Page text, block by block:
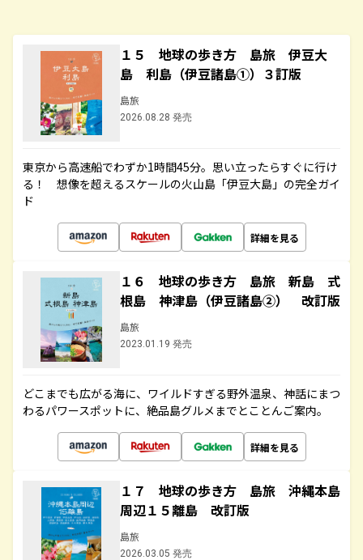
１５ 地球の歩き方 島旅 伊豆大
島 利島（伊豆諸島①）３訂版
島旅
2026.08.28 発売
東京から高速船でわずか1時間45分。思い立ったらすぐに行け
る！ 想像を超えるスケールの火山島「伊豆大島」の完全ガイ
ド
詳細を見る
１６ 地球の歩き方 島旅 新島 式
根島 神津島（伊豆諸島②） 改訂版
島旅
2023.01.19 発売
どこまでも広がる海に、ワイルドすぎる野外温泉、神話にまつ
わるパワースポットに、絶品島グルメまでとことんご案内。
詳細を見る
１７ 地球の歩き方 島旅 沖縄本島
周辺１５離島 改訂版
島旅
2026.03.05 発売